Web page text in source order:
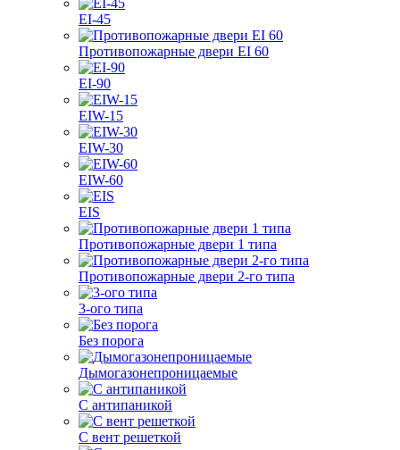
EI-45
Противопожарные двери EI 60
EI-90
EIW-15
EIW-30
EIW-60
EIS
Противопожарные двери 1 типа
Противопожарные двери 2-го типа
3-ого типа
Без порога
Дымогазонепроницаемые
С антипаникой
С вент решеткой